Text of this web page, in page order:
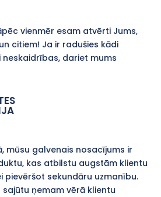
vienmēr esam atvērti Jums,
citiem! Ja ir radušies kādi
dariet mums
mūsu galvenais nosacījums ir
kas atbilstu augstām klientu
pievēršot sekundāru uzmanību.
ņemam vērā klientu